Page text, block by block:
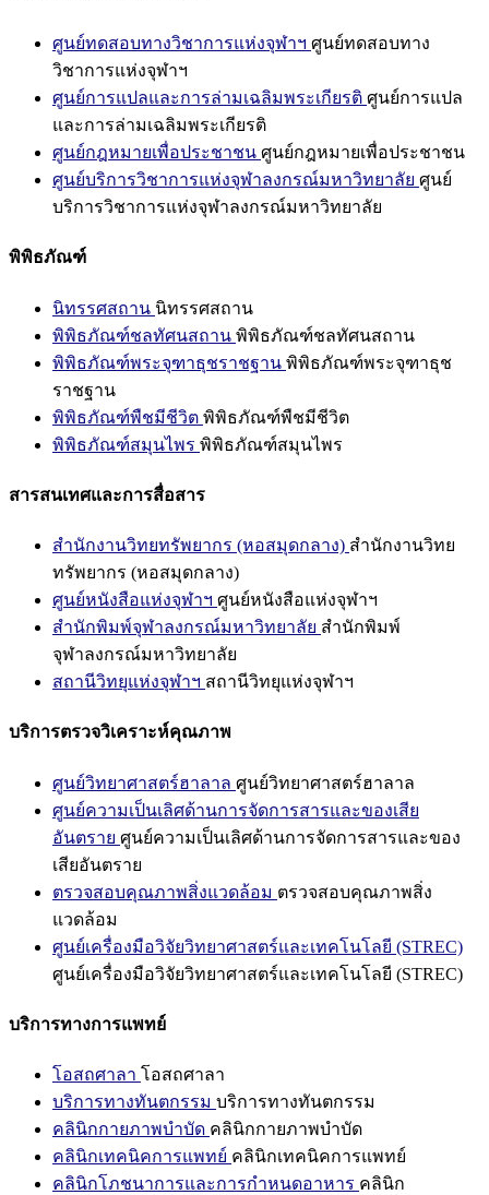
ศูนย์ทดสอบทางวิชาการแห่งจุฬาฯ ศูนย์ทดสอบทาง
วิชาการแห่งจุฬาฯ
ศูนย์การแปลและการล่ามเฉลิมพระเกียรติ ศูนย์การแปล
และการล่ามเฉลิมพระเกียรติ
ศูนย์กฎหมายเพื่อประชาชน ศูนย์กฎหมายเพื่อประชาชน
ศูนย์บริการวิชาการแห่งจุฬาลงกรณ์มหาวิทยาลัย ศูนย์
บริการวิชาการแห่งจุฬาลงกรณ์มหาวิทยาลัย
พิพิธภัณฑ์
นิทรรศสถาน นิทรรศสถาน
พิพิธภัณฑ์ชลทัศนสถาน พิพิธภัณฑ์ชลทัศนสถาน
พิพิธภัณฑ์พระจุฑาธุชราชฐาน พิพิธภัณฑ์พระจุฑาธุช
ราชฐาน
พิพิธภัณฑ์พืชมีชีวิต พิพิธภัณฑ์พืชมีชีวิต
พิพิธภัณฑ์สมุนไพร พิพิธภัณฑ์สมุนไพร
สารสนเทศและการสื่อสาร
สำนักงานวิทยทรัพยากร (หอสมุดกลาง) สำนักงานวิทย
ทรัพยากร (หอสมุดกลาง)
ศูนย์หนังสือแห่งจุฬาฯ ศูนย์หนังสือแห่งจุฬาฯ
สำนักพิมพ์จุฬาลงกรณ์มหาวิทยาลัย สำนักพิมพ์
จุฬาลงกรณ์มหาวิทยาลัย
สถานีวิทยุแห่งจุฬาฯ สถานีวิทยุแห่งจุฬาฯ
บริการตรวจวิเคราะห์คุณภาพ
ศูนย์วิทยาศาสตร์ฮาลาล ศูนย์วิทยาศาสตร์ฮาลาล
ศูนย์ความเป็นเลิศด้านการจัดการสารและของเสีย
อันตราย ศูนย์ความเป็นเลิศด้านการจัดการสารและของ
เสียอันตราย
ตรวจสอบคุณภาพสิ่งแวดล้อม ตรวจสอบคุณภาพสิ่ง
แวดล้อม
ศูนย์เครื่องมือวิจัยวิทยาศาสตร์และเทคโนโลยี (STREC)
ศูนย์เครื่องมือวิจัยวิทยาศาสตร์และเทคโนโลยี (STREC)
บริการทางการแพทย์
โอสถศาลา โอสถศาลา
บริการทางทันตกรรม บริการทางทันตกรรม
คลินิกกายภาพบำบัด คลินิกกายภาพบำบัด
คลินิกเทคนิคการแพทย์ คลินิกเทคนิคการแพทย์
คลินิกโภชนาการและการกำหนดอาหาร คลินิก